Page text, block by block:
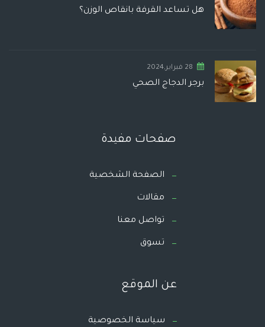
هل تساعد القرفة بانقاص الوزن؟
28 فبراير,2024
برجر الدجاج الصحي
صفحات مفيدة
الصفحة الشخصية
مقالات
تواصل معنا
تسوق
عن الموقع
سياسة الخصوصية